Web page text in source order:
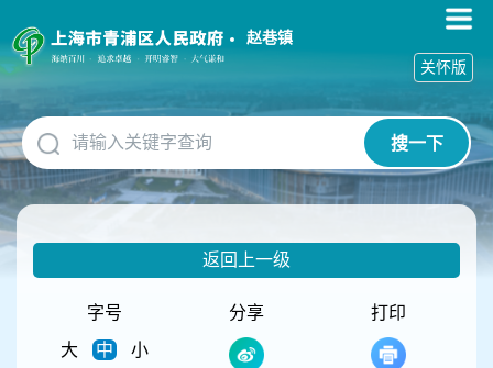
障
碍
作
说
明
跳
到
网
赵巷镇
搜一下
关怀版
返回上一级
字号
大
中 小
分享 打印